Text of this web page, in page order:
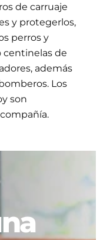
de carruaje
y protegerlos,
perros y
centinelas de
además
Los
son